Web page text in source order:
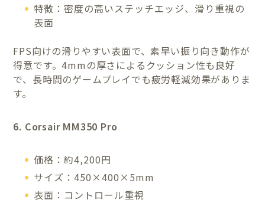
特徴：密度の高いステッチエッジ、滑り重視の
表面
FPS向けの滑りやすい表面で、素早い振り向き動作が
得意です。4mmの厚さによるクッション性も良好
で、長時間のゲームプレイでも疲労軽減効果がありま
す。
6. Corsair MM350 Pro
価格：約4,200円
サイズ：450×400×5mm
表面：コントロール重視